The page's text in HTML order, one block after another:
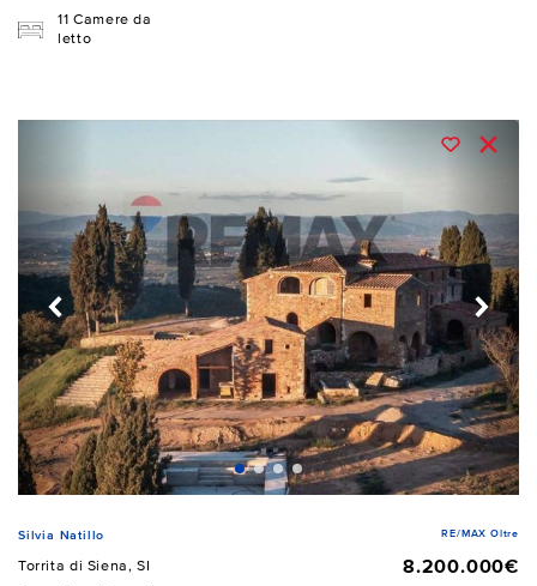
11 Camere da
letto
Silvia Natillo RE/MAX Oltre
Torrita di Siena, SI
8.200.000€